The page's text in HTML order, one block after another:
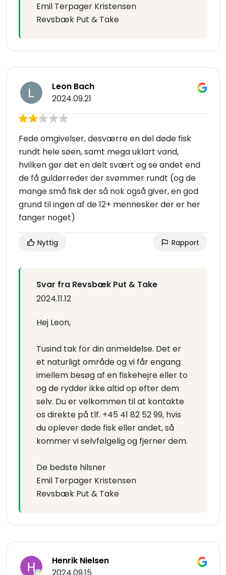
Emil Terpager Kristensen
Revsbæk Put & Take
Leon Bach
2024.09.21
Fede omgivelser, desværre en del døde fisk
rundt hele søen, samt mega uklart vand,
hvilken gør det en delt svært og se andet end
de få guldørreder der svømmer rundt (og de
mange små fisk der så nok også giver, en god
grund til ingen af de 12+ mennesker der er her
fanger noget)
Nyttig Rapport
Svar fra Revsbæk Put & Take
2024.11.12
Hej Leon,
Tusind tak for din anmeldelse. Det er
et naturligt område og vi får engang
imellem besøg af en fiskehejre eller to
og de rydder ikke altid op efter dem
selv. Du er velkommen til at kontakte
os direkte på tlf. +45 41 82 52 99, hvis
du oplever døde fisk eller andet, så
kommer vi selvfølgelig og fjerner dem.
De bedste hilsner
Emil Terpager Kristensen
Revsbæk Put & Take
Henrik Nielsen